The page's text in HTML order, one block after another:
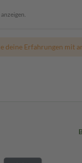
deine Erfahrungen mit